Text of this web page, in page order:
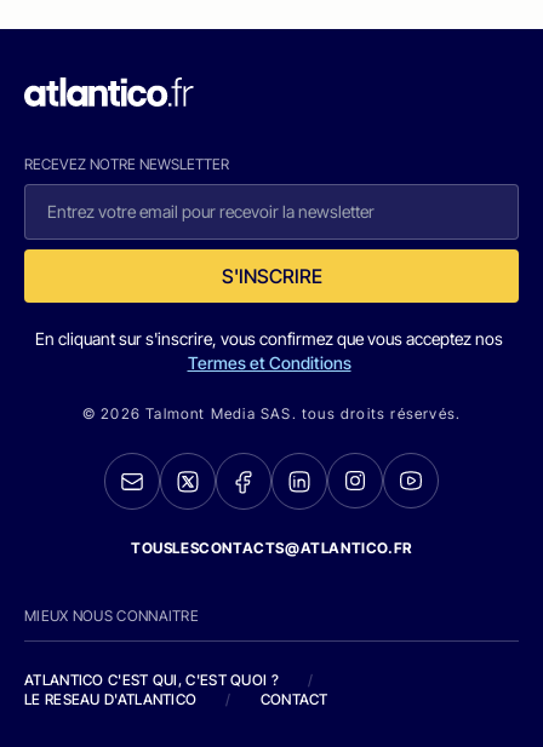
RECEVEZ NOTRE NEWSLETTER
S'INSCRIRE
En cliquant sur s'inscrire, vous confirmez que vous acceptez nos
Termes et Conditions
© 2026 Talmont Media SAS. tous droits réservés.
TOUSLESCONTACTS@ATLANTICO.FR
MIEUX NOUS CONNAITRE
ATLANTICO C'EST QUI, C'EST QUOI ?
/
LE RESEAU D'ATLANTICO
/ CONTACT